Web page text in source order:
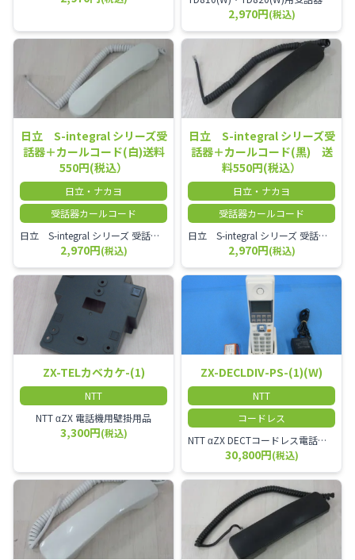
2,970円(税込)
日立 S-integral シリーズ受
話器＋カールコード(白)送料
550円(税込）
日立・ナカヨ
受話器カールコード
日立 S-integral シリーズ 受話器＋カールコード セット（白）／本商品は中古品となります。 写真では分かりにくいキズ・汚れなどの使用感があります。 経年変化で日焼けの色味が強くなる場合がございます。 予めご理解・ご了承頂きますようお願いいたします。
2,970円(税込)
日立 S-integral シリーズ受
話器＋カールコード(黒) 送
料550円(税込）
日立・ナカヨ
受話器カールコード
日立 S-integral シリーズ 受話器＋カールコード セット（黒）／本商品は中古品となります。 写真では分かりにくいキズ・汚れなどの使用感があります。 経年変化で日焼けの色味が強くなる場合がございます。 予めご理解・ご了承頂きますようお願いいたします。
2,970円(税込)
ZX-TELカベカケ-(1)
NTT
NTT αZX 電話機用壁掛用品
3,300円(税込)
ZX-DECLDIV-PS-(1)(W)
NTT
コードレス
NTT αZX DECTコードレス電話機(ダイバーシティ方式)
30,800円(税込)